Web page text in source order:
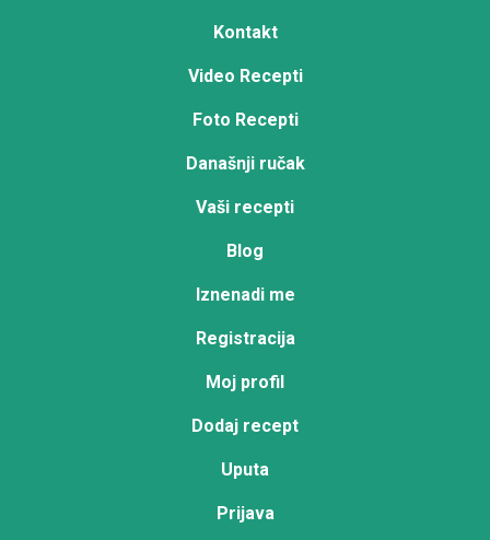
Kontakt
Video Recepti
Foto Recepti
Današnji ručak
Vaši recepti
Blog
Iznenadi me
Registracija
Moj profil
Dodaj recept
Uputa
Prijava